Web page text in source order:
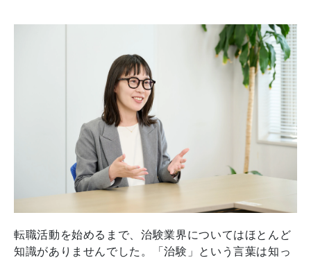
転職活動を始めるまで、治験業界についてはほとんど
知識がありませんでした。「治験」という言葉は知っ